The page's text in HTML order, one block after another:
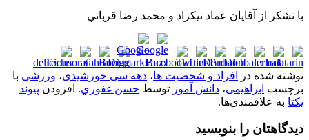
با تشکر از آقايان عماد نيکزاد و محمد رضا قرباني
نوشته شده در افراد و شخصیت ها، دهه سی خورشیدی، ورزشی با
برچسب ابراهیمی، دانش آموز توسط حسن غفوري. افزودن پیوند
یکتا به علاقمندی‌ها.
دیدگاهتان را بنویسید